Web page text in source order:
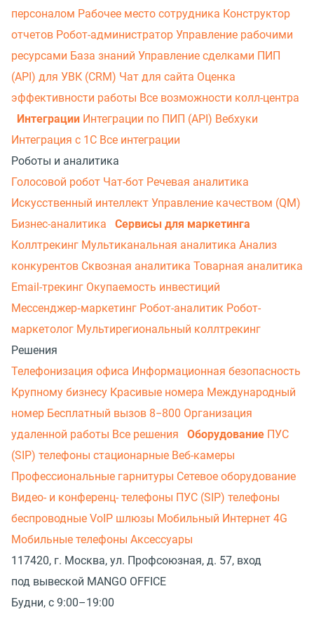
персоналом Рабочее место сотрудника Конструктор
отчетов Робот-администратор Управление рабочими
ресурсами База знаний Управление сделками ПИП
(API) для УВК (CRM) Чат для сайта Оценка
эффективности работы Все возможности колл-центра
Интеграции Интеграции по ПИП (API) Вебхуки
Интеграция с 1С Все интеграции
Роботы и аналитика
Голосовой робот Чат-бот Речевая аналитика
Искусственный интеллект Управление качеством (QM)
Бизнес-аналитика
Сервисы для маркетинга
Коллтрекинг Мультиканальная аналитика Анализ
конкурентов Сквозная аналитика Товарная аналитика
Email-трекинг Окупаемость инвестиций
Мессенджер‑маркетинг Робот-аналитик Робот-
маркетолог Мультирегиональный коллтрекинг
Решения
Телефонизация офиса Информационная безопасность
Крупному бизнесу Красивые номера Международный
номер Бесплатный вызов 8−800 Организация
удаленной работы Все решения Оборудование ПУС
(SIP) телефоны стационарные Веб-камеры
Профессиональные гарнитуры Сетевое оборудование
Видео- и конференц- телефоны ПУС (SIP) телефоны
беспроводные VoIP шлюзы Мобильный Интернет 4G
Мобильные телефоны Аксессуары
117420, г. Москва, ул. Профсоюзная, д. 57, вход
под вывеской MANGO OFFICE
Будни, с 9:00–19:00